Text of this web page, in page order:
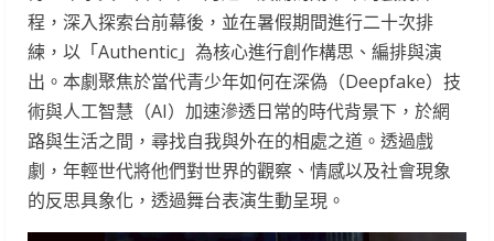
程，深入探索台前幕後，並在暑假期間進行二十次排
練，以「Authentic」為核心進行創作構思、編排與演
出。本劇聚焦於當代青少年如何在深偽（Deepfake）技
術與人工智慧（AI）加速滲透日常的時代背景下，於網
路與生活之間，尋找自我與外在的相處之道。透過戲
劇，年輕世代將他們對世界的觀察、情感以及社會現象
的反思具象化，透過舞台表演生動呈現。